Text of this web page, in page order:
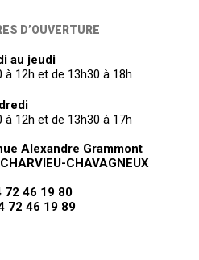
D’OUVERTURE
au jeudi
à 12h et de 13h30 à 18h
à 12h et de 13h30 à 17h
Alexandre Grammont
CHAVAGNEUX
72 46 19 80
72 46 19 89